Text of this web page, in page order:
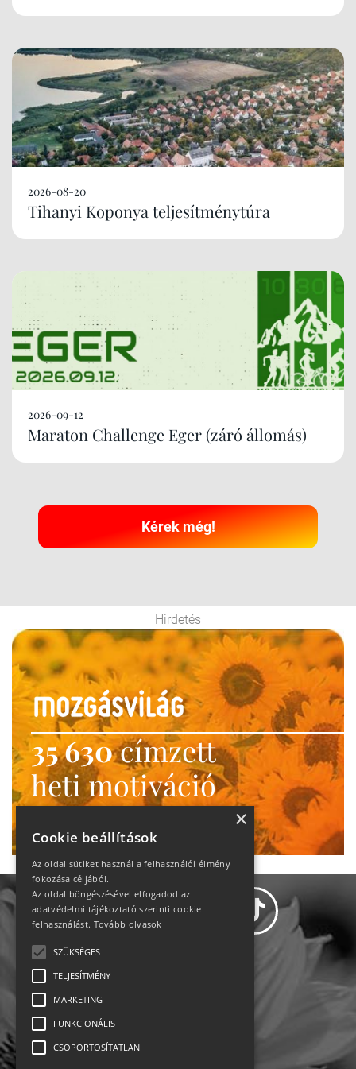
2026-08-20
Tihanyi Koponya teljesítménytúra
2026-09-12
Maraton Challenge Eger (záró állomás)
Kérek még!
Hirdetés
35 630címzett
heti motiváció
Ne maradj le!
Impresszum-kapcsolat
×
Cookie beállítások
Az oldal sütiket használ a felhasználói élmény
fokozása céljából.
Az oldal böngészésével elfogadod az
adatvédelmi tájékoztató szerinti cookie
felhasználást. Tovább olvasok
SZÜKSÉGES
TELJESÍTMÉNY
MARKETING
FUNKCIONÁLIS
CSOPORTOSÍTATLAN